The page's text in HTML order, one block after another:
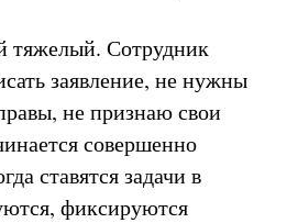
тяжелый. Сотрудник
заявление, не нужны
не признаю свои
совершенно
ставятся задачи в
фиксируются